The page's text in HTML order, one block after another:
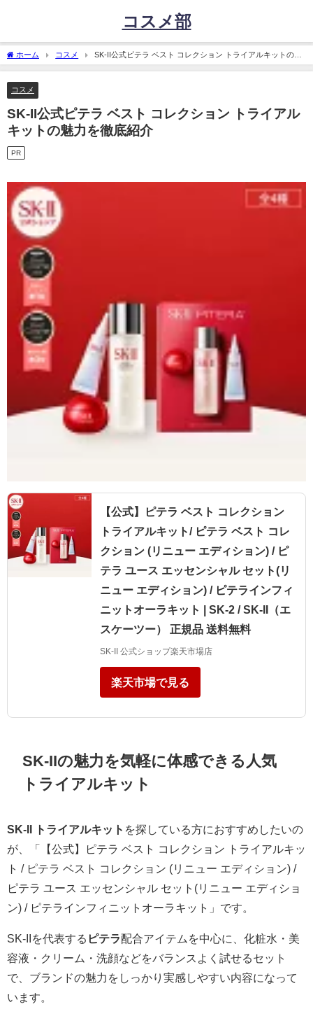
コスメ部
ホーム コスメ
SK-II公式ピテラ ベスト コレクション トライアルキットの魅
力を徹底紹介
コスメ
SK-II公式ピテラ ベスト コレクション トライアル
キットの魅力を徹底紹介
PR
【公式】ピテラ ベスト コレクション
トライアルキット/ ピテラ ベスト コレ
クション (リニュー エディション) / ピ
テラ ユース エッセンシャル セット(リ
ニュー エディション) / ピテラインフィ
ニットオーラキット | SK-2 / SK-II（エ
スケーツー） 正規品 送料無料
SK-II 公式ショップ楽天市場店
楽天市場で見る
SK-IIの魅力を気軽に体感できる人気
トライアルキット
SK-II トライアルキット を探している方におすすめしたいの
が、「【公式】ピテラ ベスト コレクション トライアルキッ
ト / ピテラ ベスト コレクション (リニュー エディション) /
ピテラ ユース エッセンシャル セット(リニュー エディショ
ン) / ピテラインフィニットオーラキット」です。
SK-IIを代表する ピテラ配合アイテムを中心に、化粧水・美
容液・クリーム・洗顔などをバランスよく試せるセット
で、ブランドの魅力をしっかり実感しやすい内容になって
います。